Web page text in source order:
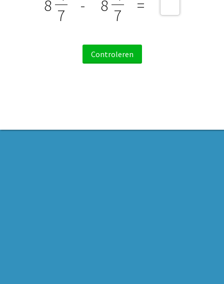
8 - 8 =
7 7